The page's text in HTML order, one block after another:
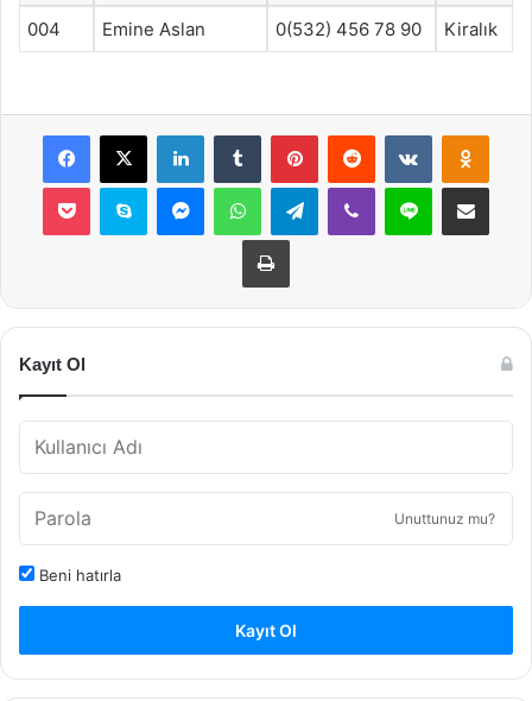
004 Emine Aslan 0(532) 456 78 90 Kiralık
Facebook
X LinkedInTumblr PinterestReddit VKontakte
Pocket Skype MessengerWhatsAppTelegramViber Line E-Posta ile
Yazdır
Kayıt Ol
Unuttunuz mu?
Beni hatırla
Kayıt Ol